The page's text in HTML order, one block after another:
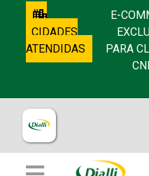
CIDADES
ATENDIDAS
E-
PARA